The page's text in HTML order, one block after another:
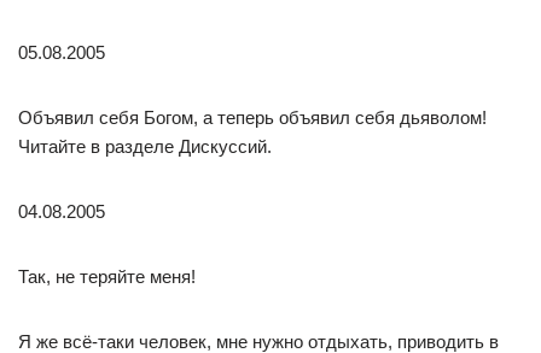
05.08.2005
Объявил себя Богом, а теперь объявил себя дьяволом!
Читайте в разделе Дискуссий.
04.08.2005
Так, не теряйте меня!
Я же всё-таки человек, мне нужно отдыхать, приводить в